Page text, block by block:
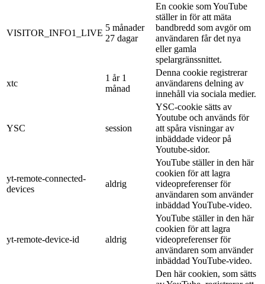
VISITOR_INFO1_LIVE
5 månader
27 dagar
En cookie som YouTube
ställer in för att mäta
bandbredd som avgör om
användaren får det nya
eller gamla
spelargränssnittet.
xtc
1 år 1
månad
Denna cookie registrerar
användarens delning av
innehåll via sociala medier.
YSC session
YSC-cookie sätts av
Youtube och används för
att spåra visningar av
inbäddade videor på
Youtube-sidor.
yt-remote-connected-
devices
aldrig
YouTube ställer in den här
cookien för att lagra
videopreferenser för
användaren som använder
inbäddad YouTube-video.
yt-remote-device-id aldrig
YouTube ställer in den här
cookien för att lagra
videopreferenser för
användaren som använder
inbäddad YouTube-video.
Den här cookien, som sätts